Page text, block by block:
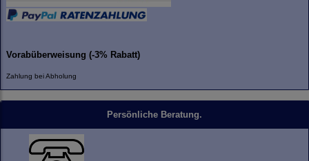
Vorabüberweisung (-3% Rabatt)
Zahlung bei Abholung
Persönliche Beratung.